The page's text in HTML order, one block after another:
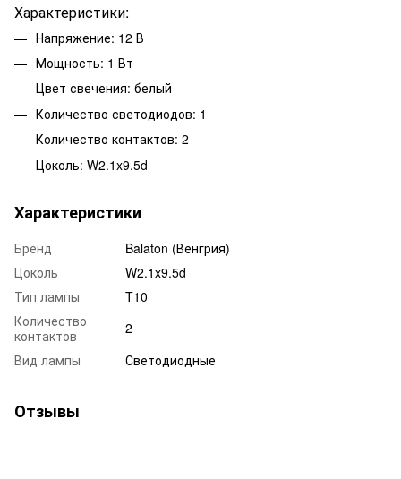
Характеристики:
Напряжение: 12 В
Мощность: 1 Вт
Цвет свечения: белый
Количество светодиодов: 1
Количество контактов: 2
Цоколь: W2.1x9.5d
Характеристики
Бренд
Balaton (Венгрия)
Цоколь
W2.1x9.5d
Тип лампы
T10
Количество
контактов
2
Вид лампы
Светодиодные
Отзывы